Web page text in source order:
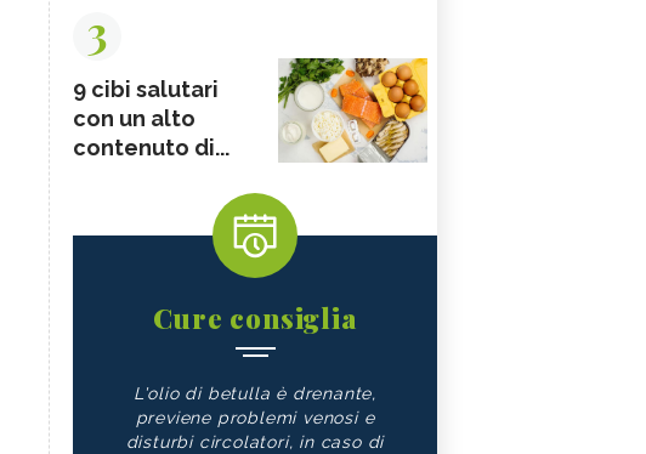
3
9 cibi salutari
con un alto
contenuto di...
Cure consiglia
L'olio di betulla è drenante,
previene problemi venosi e
disturbi circolatori, in caso di